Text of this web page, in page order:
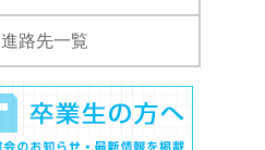
進路先一覧